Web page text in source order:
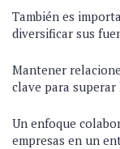
También es
diversificar sus
Mantener
clave para
Un enfoque
empresas en un